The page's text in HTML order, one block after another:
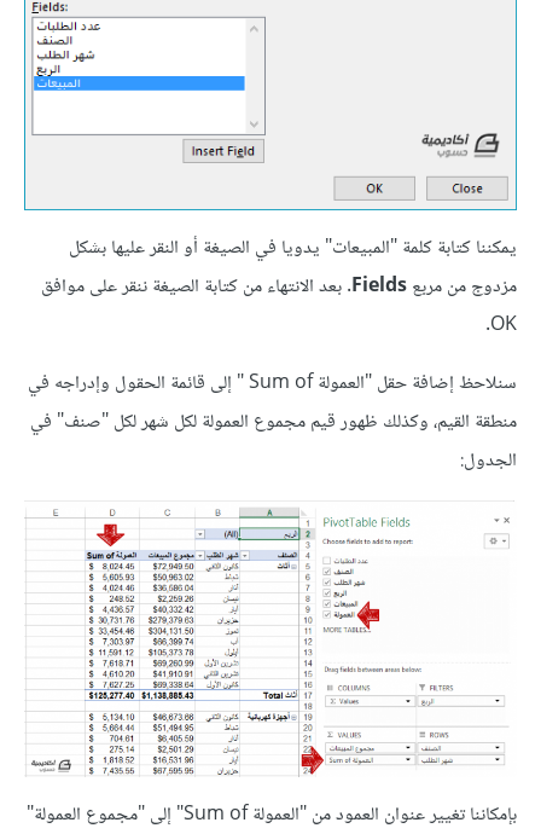
يمكننا كتابة كلمة "المبيعات" يدويا في الصيغة أو النقر عليها بشكل
مزدوج من مربعFields. بعد الانتهاء من كتابة الصيغة ننقر على موافق
OK.
سنلاحظ إضافة حقل "العمولة Sum of " إلى قائمة الحقول وإدراجه في
منطقة القيم، وكذلك ظهور قيم مجموع العمولة لكل شهر لكل "صنف" في
الجدول:
بإمكاننا تغيير عنوان العمود من "العمولة Sum of" إلى "مجموع العمولة"